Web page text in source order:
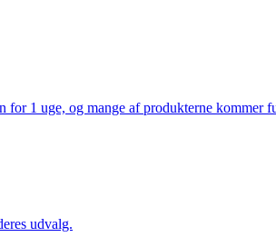
1 uge, og mange af produkterne kommer
udvalg.